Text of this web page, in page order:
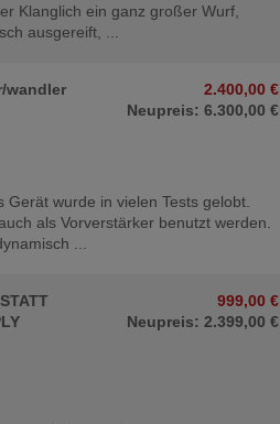
Klanglich ein ganz großer Wurf,
ausgereift, ...
wandler
2.400,00 €
Neupreis: 6.300,00 €
Gerät wurde in vielen Tests gelobt.
als Vorverstärker benutzt werden.
...
999,00 €
Neupreis: 2.399,00 €